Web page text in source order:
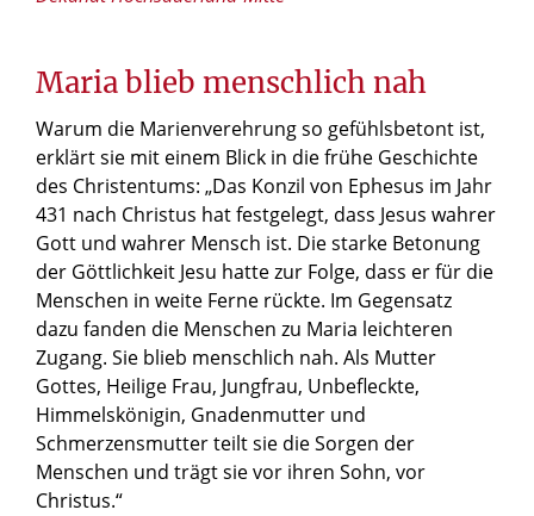
Maria blieb menschlich nah
Warum die Marienverehrung so gefühlsbetont ist,
erklärt sie mit einem Blick in die frühe Geschichte
des Christentums: „Das Konzil von Ephesus im Jahr
431 nach Christus hat festgelegt, dass Jesus wahrer
Gott und wahrer Mensch ist. Die starke Betonung
der Göttlichkeit Jesu hatte zur Folge, dass er für die
Menschen in weite Ferne rückte. Im Gegensatz
dazu fanden die Menschen zu Maria leichteren
Zugang. Sie blieb menschlich nah. Als Mutter
Gottes, Heilige Frau, Jungfrau, Unbefleckte,
Himmelskönigin, Gnadenmutter und
Schmerzensmutter teilt sie die Sorgen der
Menschen und trägt sie vor ihren Sohn, vor
Christus.“